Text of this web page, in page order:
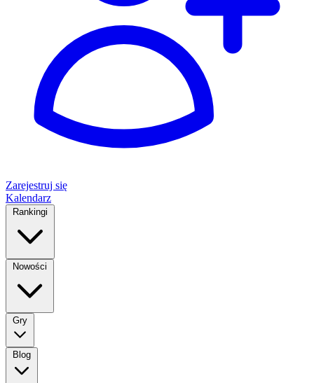
Zarejestruj się
Kalendarz
Rankingi
Nowości
Gry
Blog